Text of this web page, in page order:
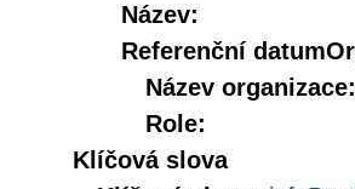
Název:
Referenční datum
Název organizace:
Role:
Klíčová slova